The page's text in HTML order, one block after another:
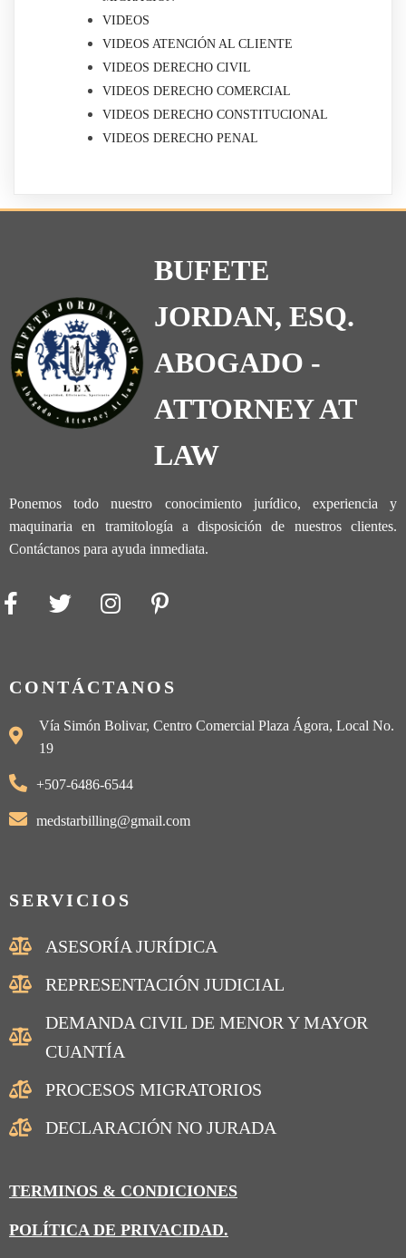
VIDEOS
VIDEOS ATENCIÓN AL CLIENTE
VIDEOS DERECHO CIVIL
VIDEOS DERECHO COMERCIAL
VIDEOS DERECHO CONSTITUCIONAL
VIDEOS DERECHO PENAL
BUFETE
JORDAN, ESQ.
ABOGADO -
ATTORNEY AT
LAW
Ponemos todo nuestro conocimiento jurídico, experiencia y
maquinaria en tramitología a disposición de nuestros clientes.
Contáctanos para ayuda inmediata.
CONTÁCTANOS
Vía Simón Bolivar, Centro Comercial Plaza Ágora, Local No.
19
+507-6486-6544
medstarbilling@gmail.com
SERVICIOS
ASESORÍA JURÍDICA
REPRESENTACIÓN JUDICIAL
DEMANDA CIVIL DE MENOR Y MAYOR
CUANTÍA
PROCESOS MIGRATORIOS
DECLARACIÓN NO JURADA
TERMINOS & CONDICIONES
POLÍTICA DE PRIVACIDAD.